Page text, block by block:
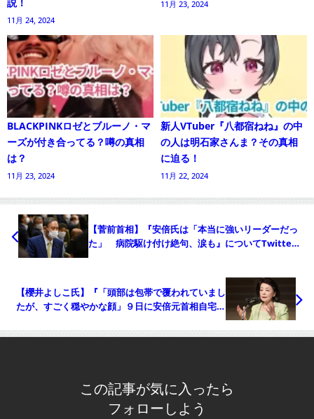
11月 24, 2024
11月 23, 2024
BLACKPINKロゼとブルーノ・マ
ーズが付き合ってる？噂の真相
は？
11月 23, 2024
新人VTuber『八都宿ねね』の中
の人は明石家さんま？その真相
に迫る！
11月 22, 2024
【菅前首相】『安倍氏は「本当に強いリーダーだっ
た」 病院駆け付け絶句、涙も』についてTwitter
【櫻井よしこ氏】『「頭部は包帯で覆われていまし
たが、すごく穏やかな顔」９日に安倍元首相自宅を
この記事が気に入ったら
フォローしよう